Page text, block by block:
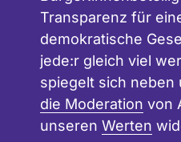
Transparenz für
demokratische
jede:r gleich viel
spiegelt sich neben
die Moderation von
unseren Werten